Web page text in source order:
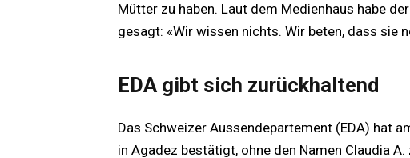
Mütter zu haben. Laut dem Medienhaus habe
gesagt: «Wir wissen nichts. Wir beten, dass sie
EDA gibt sich zurückhaltend
Das Schweizer Aussendepartement (EDA) hat
in Agadez bestätigt, ohne den Namen Claudia